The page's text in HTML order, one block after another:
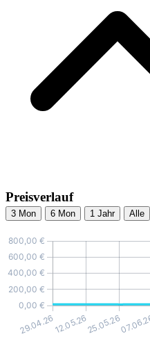
Preisverlauf
3 Mon 6 Mon 1 Jahr Alle